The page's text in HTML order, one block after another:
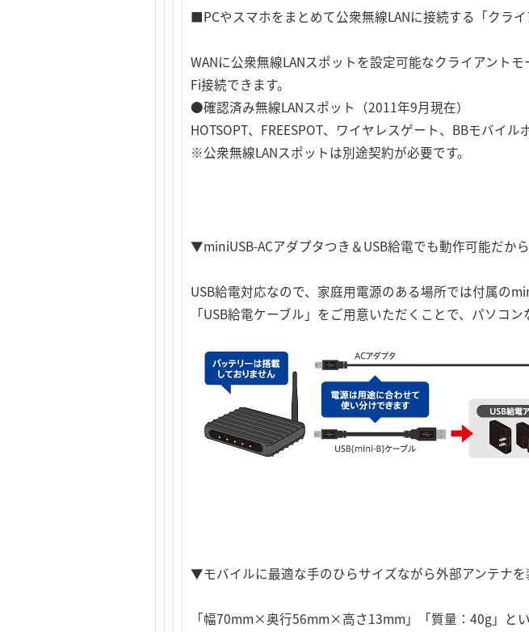
■PCやスマホをまとめて公衆無線LANに接続する「クライ
WANに公衆無線LANスポットを設定可能なクライアント
Fi接続できます。
●確認済み無線LANスポット（2011年9月現在）
HOTSOPT、FREESPOT、ワイヤレスゲート、BBモバイ
※公衆無線LANスポットは別途契約が必要です。
▼miniUSB-ACアダプタつき＆USB給電でも動作可能だか
USB給電対応なので、家庭用電源のある場所では付属の
「USB給電ケーブル」をご用意いただくことで、パソコ
▼モバイルに最適な手のひらサイズながら外部アンテナを
「幅70mm×奥行56mm×高さ13mm」「質量：40g」と